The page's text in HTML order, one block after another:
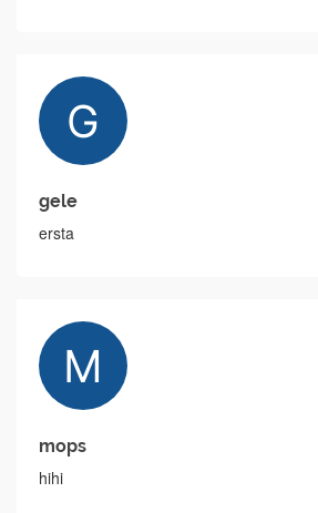
gele
ersta
mops
hihi